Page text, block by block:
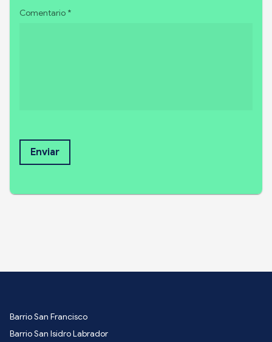
Comentario *
Enviar
Barrio San Francisco
Barrio San Isidro Labrador